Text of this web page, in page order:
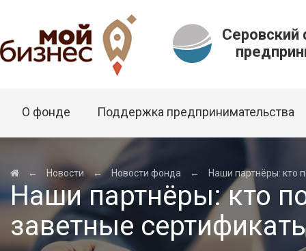
О фонде Поддержка предпринимательства
← Новости ← Новости фонда ← Наши партнёры: кто
Наши партнёры: кто
заветные